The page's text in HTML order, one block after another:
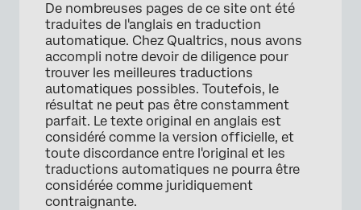
De nombreuses pages de ce site ont été
traduites de l'anglais en traduction
automatique. Chez Qualtrics, nous avons
accompli notre devoir de diligence pour
trouver les meilleures traductions
automatiques possibles. Toutefois, le
résultat ne peut pas être constamment
parfait. Le texte original en anglais est
considéré comme la version officielle, et
toute discordance entre l'original et les
traductions automatiques ne pourra être
considérée comme juridiquement
contraignante.